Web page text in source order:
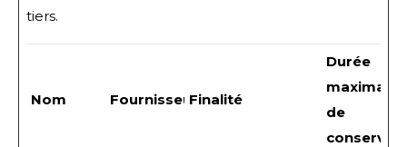
tiers.
Nom FournisseurFinalité
Durée
maximale
de